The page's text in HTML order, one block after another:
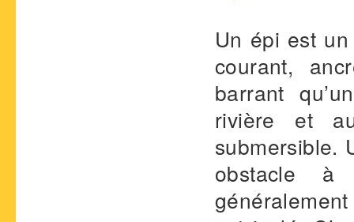
Un épi est
courant,
barrant
rivière et
submersible.
obstacle à
généralement